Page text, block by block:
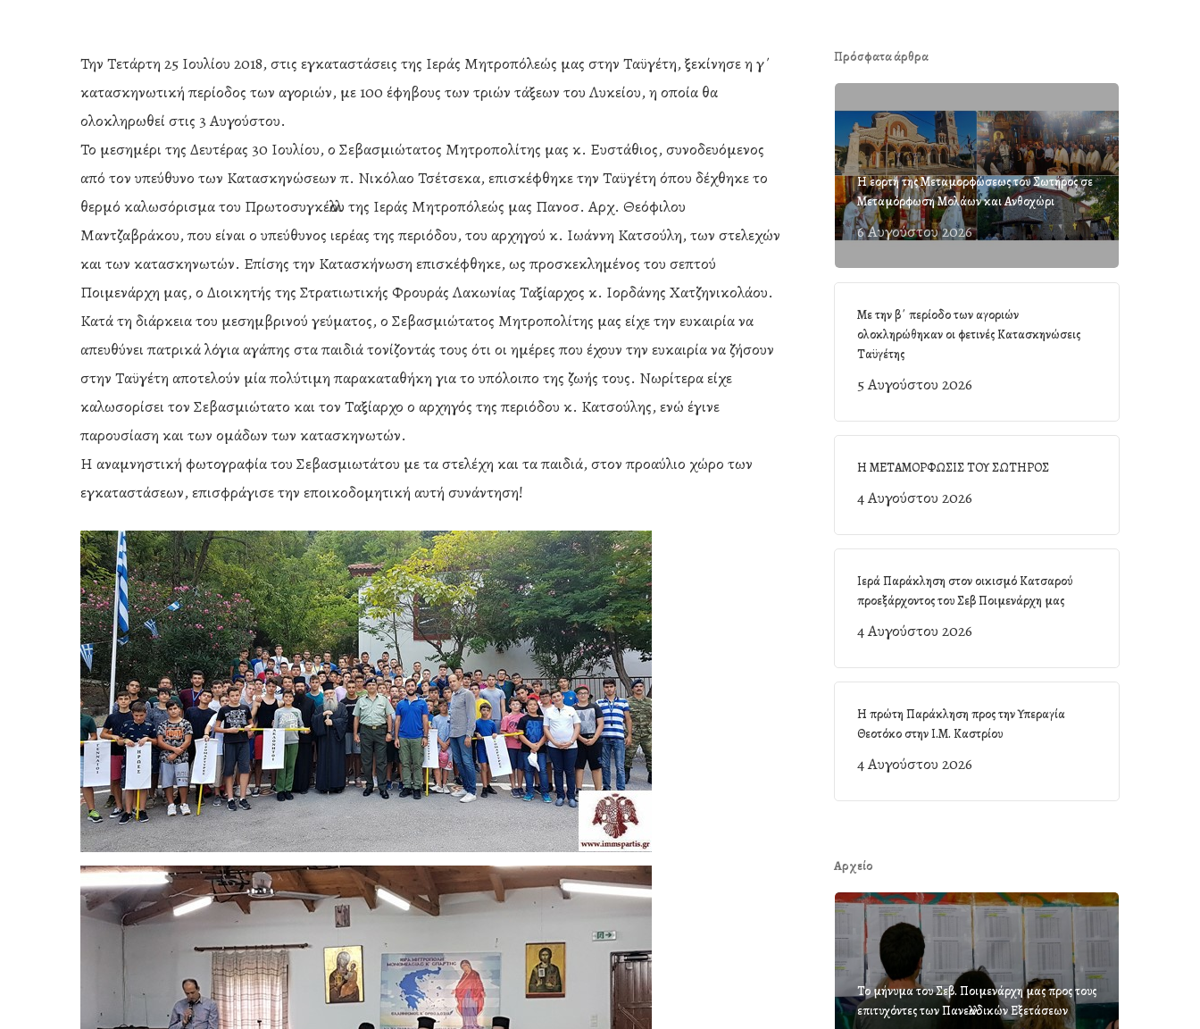
Hit enter to search or ESC to close
Την Τετάρτη 25 Ιουλίου 2018, στις εγκαταστάσεις της Ιεράς Μητροπόλεώς μας στην Ταϋγέτη, ξεκίνησε η γ΄
κατασκηνωτική περίοδος των αγοριών, με 100 έφηβους των τριών τάξεων του Λυκείου, η οποία θα
ολοκληρωθεί στις 3 Αυγούστου.
Το μεσημέρι της Δευτέρας 30 Ιουλίου, ο Σεβασμιώτατος Μητροπολίτης μας κ. Ευστάθιος, συνοδευόμενος
από τον υπεύθυνο των Κατασκηνώσεων π. Νικόλαο Τσέτσεκα, επισκέφθηκε την Ταϋγέτη όπου δέχθηκε το
θερμό καλωσόρισμα του Πρωτοσυγκέλλου της Ιεράς Μητροπόλεώς μας Πανοσ. Αρχ. Θεόφιλου
Μαντζαβράκου, που είναι ο υπεύθυνος ιερέας της περιόδου, του αρχηγού κ. Ιωάννη Κατσούλη, των στελεχών
και των κατασκηνωτών. Επίσης την Κατασκήνωση επισκέφθηκε, ως προσκεκλημένος του σεπτού
Ποιμενάρχη μας, ο Διοικητής της Στρατιωτικής Φρουράς Λακωνίας Ταξίαρχος κ. Ιορδάνης Χατζηνικολάου.
Κατά τη διάρκεια του μεσημβρινού γεύματος, ο Σεβασμιώτατος Μητροπολίτης μας είχε την ευκαιρία να
απευθύνει πατρικά λόγια αγάπης στα παιδιά τονίζοντάς τους ότι οι ημέρες που έχουν την ευκαιρία να ζήσουν
στην Ταϋγέτη αποτελούν μία πολύτιμη παρακαταθήκη για το υπόλοιπο της ζωής τους. Νωρίτερα είχε
καλωσορίσει τον Σεβασμιώτατο και τον Ταξίαρχο ο αρχηγός της περιόδου κ. Κατσούλης, ενώ έγινε
παρουσίαση και των ομάδων των κατασκηνωτών.
Η αναμνηστική φωτογραφία του Σεβασμιωτάτου με τα στελέχη και τα παιδιά, στον προαύλιο χώρο των
εγκαταστάσεων, επισφράγισε την εποικοδομητική αυτή συνάντηση!
Πρόσφατα άρθρα
Η εορτή της Μεταμορφώσεως του Σωτήρος σε
Μεταμόρφωση Μολάων και Ανθοχώρι
6 Αυγούστου 2026
Με την β΄ περίοδο των αγοριών
ολοκληρώθηκαν οι φετινές Κατασκηνώσεις
Ταϋγέτης
5 Αυγούστου 2026
Η ΜΕΤΑΜΟΡΦΩΣΙΣ ΤΟΥ ΣΩΤΗΡΟΣ
4 Αυγούστου 2026
Ιερά Παράκληση στον οικισμό Κατσαρού
προεξάρχοντος του Σεβ Ποιμενάρχη μας
4 Αυγούστου 2026
Η πρώτη Παράκληση προς την Υπεραγία
Θεοτόκο στην Ι.Μ. Καστρίου
4 Αυγούστου 2026
Αρχείο
Το μήνυμα του Σεβ. Ποιμενάρχη μας προς τους
επιτυχόντες των Πανελλαδικών Εξετάσεων